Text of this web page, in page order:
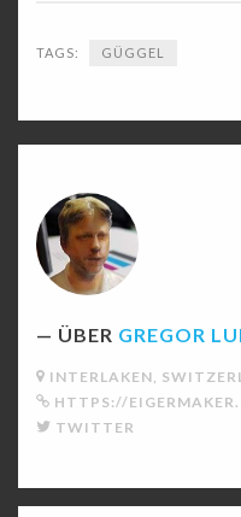
TAGS: GÜGGEL
ÜBER GREGOR
INTERLAKEN,
HTTPS://
TWITTER